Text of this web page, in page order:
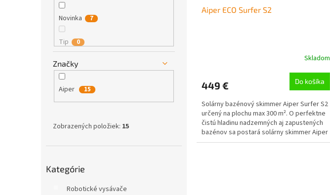
Novinka 7
Tip 0
Značky
Aiper 15
Zobrazených položiek: 15
kategórie
Kategórie
Robotické vysávače
Aiper ECO Surfer S2
Skladom
449 € Do košíka
Solárny bazénový skimmer Aiper Surfer S2
určený na plochu max 300 m². O perfektne
čistú hladinu nadzemných aj zapustených
bazénov sa postará solárny skimmer Aiper
Surfer S2....